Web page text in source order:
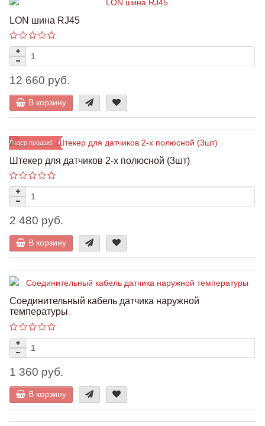
LON шина RJ45
12 660 руб.
В корзину
Лидер продаж!
Штекер для датчиков 2-х полюсной (3шт)
2 480 руб.
В корзину
Соединительный кабель датчика наружной
температуры
1 360 руб.
В корзину